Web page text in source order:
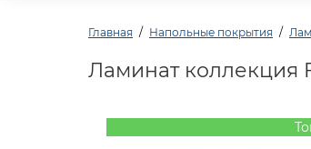
Главная Напольные покрытия
Ламинат коллекция